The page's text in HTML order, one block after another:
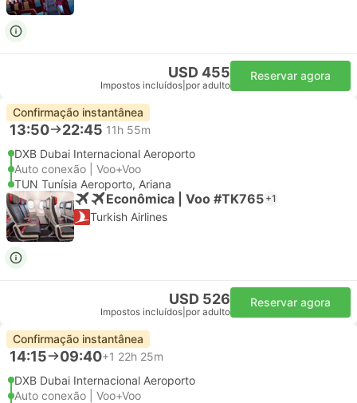
USD 455
Impostos incluídos por adulto
Reservar agora
Confirmação instantânea
13:50 22:45 11h 55m
DXB Dubai Internacional Aeroporto
Auto conexão | Voo+Voo
TUN Tunísia Aeroporto, Ariana
Econômica | Voo #TK765 +1
Turkish Airlines
USD 526
Impostos incluídos por adulto
Reservar agora
Confirmação instantânea
14:15 09:40+1 22h 25m
DXB Dubai Internacional Aeroporto
Auto conexão | Voo+Voo